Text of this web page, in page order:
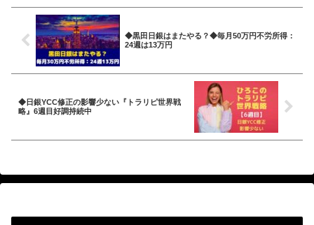
◆黒田日銀はまたやる？◆毎月50万円不労所得：
24週は13万円
◆日銀YCC修正の影響少ない『トラリピ世界戦
略』6週目好調持続中